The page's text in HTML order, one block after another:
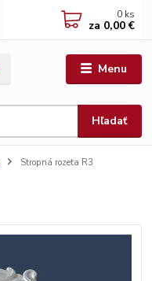
Menu
Hľadať
0 ks
za 0,00 €
Stropná rozeta R3